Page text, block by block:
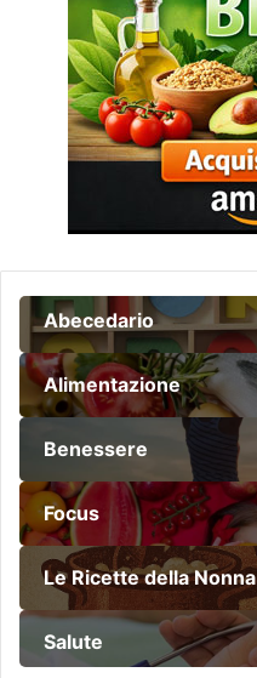
Abecedario
Alimentazione
Benessere
Focus
Le Ricette della Nonna
Salute